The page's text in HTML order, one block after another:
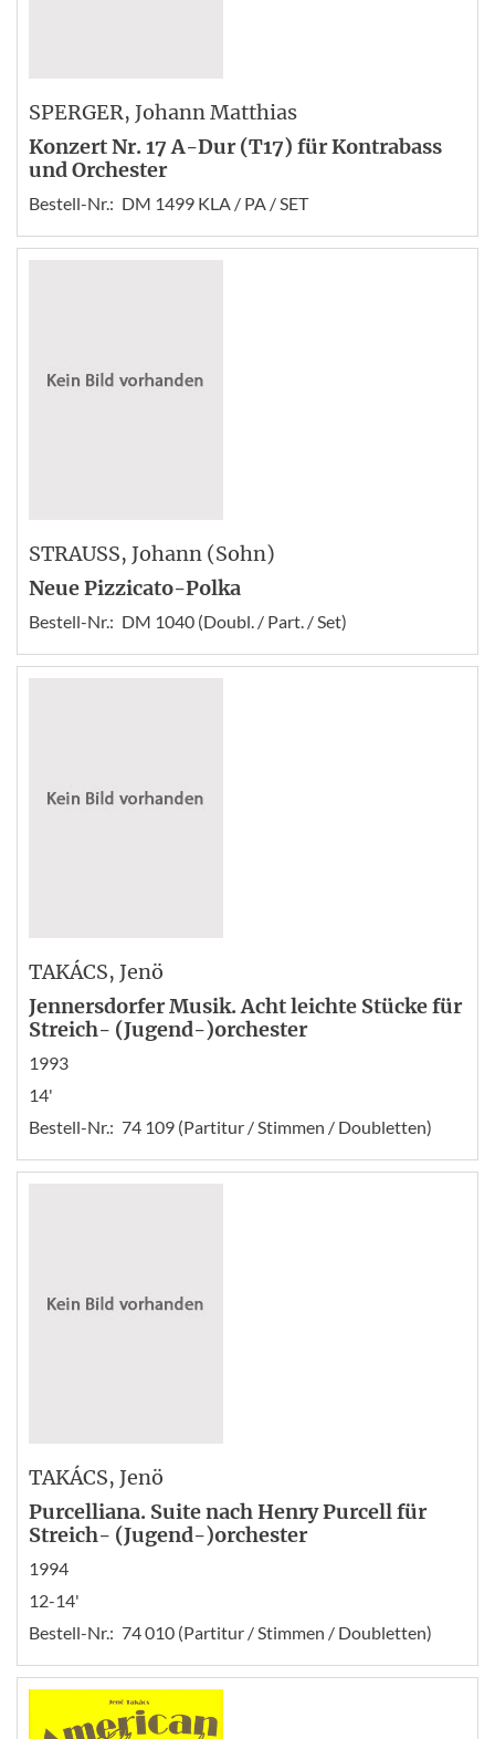
SPERGER, Johann Matthias
Konzert Nr. 17 A-Dur (T17) für Kontrabass
und Orchester
Bestell-Nr.: DM 1499 KLA / PA / SET
STRAUSS, Johann (Sohn)
Neue Pizzicato-Polka
Bestell-Nr.: DM 1040 (Doubl. / Part. / Set)
TAKÁCS, Jenö
Jennersdorfer Musik. Acht leichte Stücke für
Streich- (Jugend-)orchester
1993
14'
Bestell-Nr.: 74 109 (Partitur / Stimmen / Doubletten)
TAKÁCS, Jenö
Purcelliana. Suite nach Henry Purcell für
Streich- (Jugend-)orchester
1994
12-14'
Bestell-Nr.: 74 010 (Partitur / Stimmen / Doubletten)